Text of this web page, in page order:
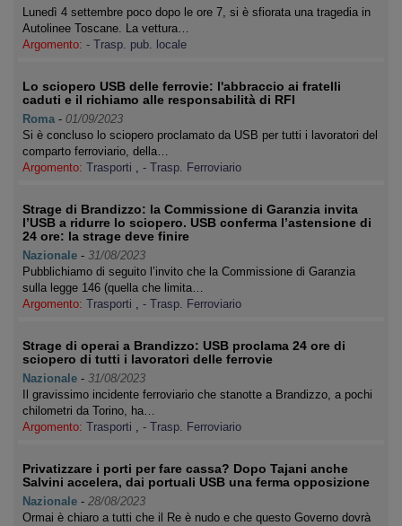
Lunedì 4 settembre poco dopo le ore 7, si è sfiorata una tragedia in
Autolinee Toscane. La vettura…
Argomento: - Trasp. pub. locale
Lo sciopero USB delle ferrovie: l'abbraccio ai fratelli
caduti e il richiamo alle responsabilità di RFI
Roma - 01/09/2023
Si è concluso lo sciopero proclamato da USB per tutti i lavoratori del
comparto ferroviario, della…
Argomento: Trasporti , - Trasp. Ferroviario
Strage di Brandizzo: la Commissione di Garanzia invita
l’USB a ridurre lo sciopero. USB conferma l’astensione di
24 ore: la strage deve finire
Nazionale - 31/08/2023
Pubblichiamo di seguito l’invito che la Commissione di Garanzia
sulla legge 146 (quella che limita…
Argomento: Trasporti , - Trasp. Ferroviario
Strage di operai a Brandizzo: USB proclama 24 ore di
sciopero di tutti i lavoratori delle ferrovie
Nazionale - 31/08/2023
Il gravissimo incidente ferroviario che stanotte a Brandizzo, a pochi
chilometri da Torino, ha…
Argomento: Trasporti , - Trasp. Ferroviario
Privatizzare i porti per fare cassa? Dopo Tajani anche
Salvini accelera, dai portuali USB una ferma opposizione
Nazionale - 28/08/2023
Ormai è chiaro a tutti che il Re è nudo e che questo Governo dovrà